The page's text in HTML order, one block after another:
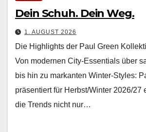
Dein Schuh. Dein Weg.
1. AUGUST 2026
Die Highlights der Paul Green
Von mod­er­nen City-Essen­tials über
bis hin zu markan­ten Win­ter-Styles:
präsen­tiert für Herbst/Winter 2026/27
die Trends nicht nur…